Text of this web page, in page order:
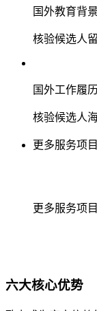
国外教育背
核验候选人
国外工作履
核验候选人
更多服务项目
更多服务项目
六大核心优势